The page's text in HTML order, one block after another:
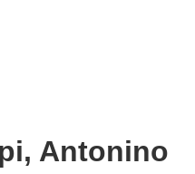
Antonino